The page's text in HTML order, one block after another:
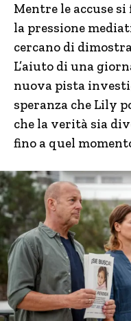
Mentre le accuse
la pressione
cercano di
L’aiuto di una
nuova pista
speranza che Lily
che la verità sia
fino a quel